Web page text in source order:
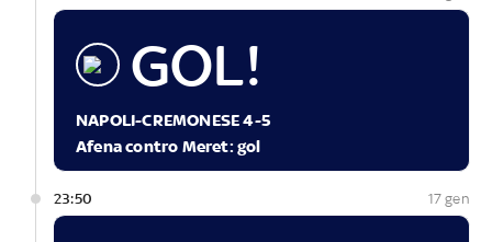
GOL!
NAPOLI-CREMONESE 4-5
Afena contro Meret: gol
23:50 17 gen